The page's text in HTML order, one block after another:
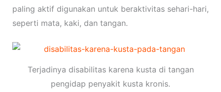
paling aktif digunakan untuk beraktivitas sehari-hari,
seperti mata, kaki, dan tangan.
Terjadinya disabilitas karena kusta di tangan
pengidap penyakit kusta kronis.